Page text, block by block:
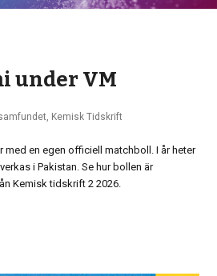
under VM
, Kemisk Tidskrift
en egen officiell matchboll. I år heter
i Pakistan. Se hur bollen är
Kemisk tidskrift 2 2026.